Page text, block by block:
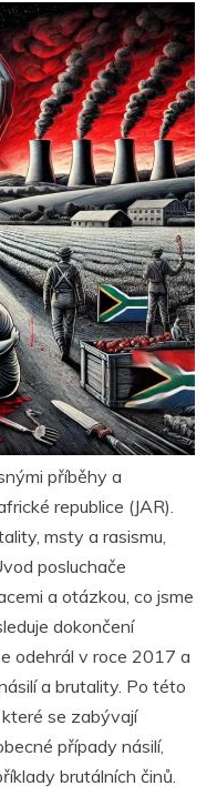
příběhy a
republice (JAR).
msty a rasismu,
posluchače
a otázkou, co jsme
dokončení
odehrál v roce 2017 a
a brutality. Po této
se zabývají
případy násilí,
brutálních činů.